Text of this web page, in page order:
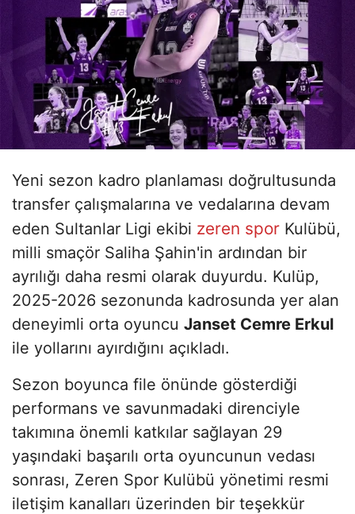
Yeni sezon kadro planlaması doğrultusunda
transfer çalışmalarına ve vedalarına devam
eden Sultanlar Ligi ekibi zeren spor Kulübü,
milli smaçör Saliha Şahin'in ardından bir
ayrılığı daha resmi olarak duyurdu. Kulüp,
2025-2026 sezonunda kadrosunda yer alan
deneyimli orta oyuncu Janset Cemre Erkul
ile yollarını ayırdığını açıkladı.
Sezon boyunca file önünde gösterdiği
performans ve savunmadaki direnciyle
takımına önemli katkılar sağlayan 29
yaşındaki başarılı orta oyuncunun vedası
sonrası, Zeren Spor Kulübü yönetimi resmi
iletişim kanalları üzerinden bir teşekkür